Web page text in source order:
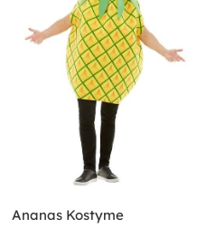
Ananas Kostyme